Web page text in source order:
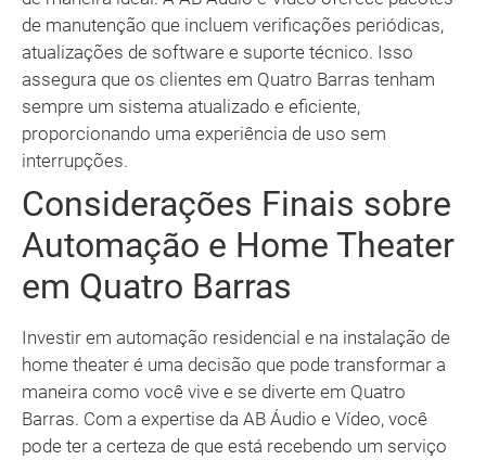
de manutenção que incluem verificações periódicas,
atualizações de software e suporte técnico. Isso
assegura que os clientes em Quatro Barras tenham
sempre um sistema atualizado e eficiente,
proporcionando uma experiência de uso sem
interrupções.
Considerações Finais sobre
Automação e Home Theater
em Quatro Barras
Investir em automação residencial e na instalação de
home theater é uma decisão que pode transformar a
maneira como você vive e se diverte em Quatro
Barras. Com a expertise da AB Áudio e Vídeo, você
pode ter a certeza de que está recebendo um serviço